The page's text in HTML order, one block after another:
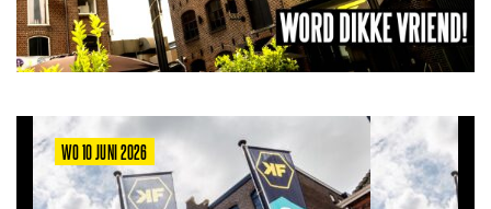
WO 10 JUNI 2026